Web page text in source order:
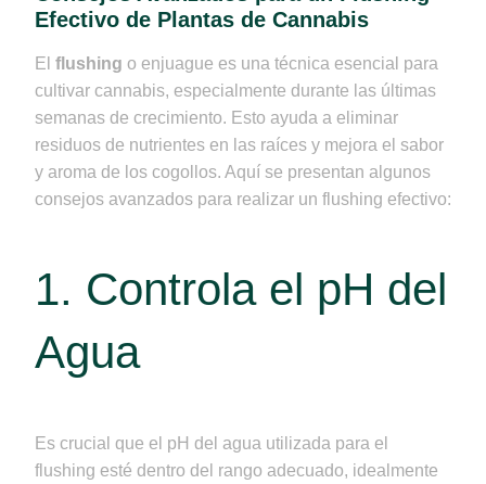
Efectivo de Plantas de Cannabis
El flushing o enjuague es una técnica esencial para
cultivar cannabis, especialmente durante las últimas
semanas de crecimiento. Esto ayuda a eliminar
residuos de nutrientes en las raíces y mejora el sabor
y aroma de los cogollos. Aquí se presentan algunos
consejos avanzados para realizar un flushing efectivo:
1. Controla el pH del
Agua
Es crucial que el pH del agua utilizada para el
flushing esté dentro del rango adecuado, idealmente